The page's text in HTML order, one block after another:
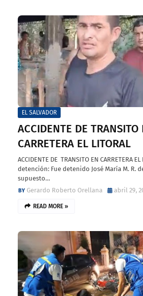
EL SALVADOR
ACCIDENTE DE TRANSITO
CARRETERA EL LITORAL
ACCIDENTE DE TRANSITO EN CARRETERA
detención: Fue detenido José María M. R.
supuesto…
Gerardo Roberto Orellana
abril 29,
READ MORE »